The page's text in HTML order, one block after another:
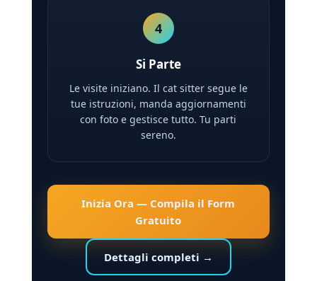
4
Si Parte
Le visite iniziano. Il cat sitter segue le
tue istruzioni, manda aggiornamenti
con foto e gestisce tutto. Tu parti
sereno.
Inizia Ora — Compila il Form
Gratuito
Dettagli completi →